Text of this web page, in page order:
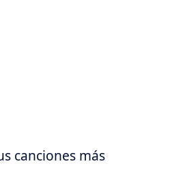
canciones más